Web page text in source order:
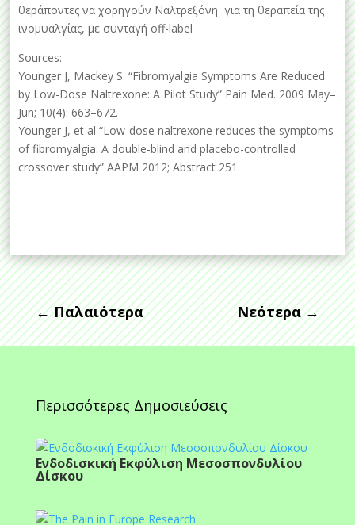
θεράποντες να χορηγούν Ναλτρεξόνη για τη θεραπεία της
ινομυαλγίας, με συνταγή off-label
Sources:
Younger J, Mackey S. “Fibromyalgia Symptoms Are Reduced
by Low-Dose Naltrexone: A Pilot Study” Pain Med. 2009 May–
Jun; 10(4): 663–672.
Younger J, et al “Low-dose naltrexone reduces the symptoms
of fibromyalgia: A double-blind and placebo-controlled
crossover study” AAPM 2012; Abstract 251.
←Παλαιότερα Νεότερα→
Περισσότερες Δημοσιεύσεις
Ενδοδισκική Εκφύλιση Μεσοσπονδυλίου
Δίσκου